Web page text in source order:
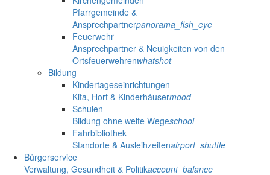
Pfarrgemeinde &
Ansprechpartnerpanorama_fish_eye
Feuerwehr
Ansprechpartner & Neuigkeiten von den
Ortsfeuerwehrenwhatshot
Bildung
Kindertageseinrichtungen
Kita, Hort & Kinderhäusermood
Schulen
Bildung ohne weite Wegeschool
Fahrbibliothek
Standorte & Ausleihzeitenairport_shuttle
Bürgerservice
Verwaltung, Gesundheit & Politikaccount_balance